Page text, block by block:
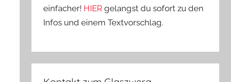
einfacher! HIERgelangst du sofort zu den
Infos und einem Textvorschlag.